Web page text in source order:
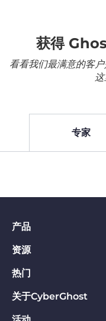
获得
看看我们最满意的客
专家
产品
PC VPN应用
Chrome VPN应用
Mac VPN应用
Android VPN应用
资源
VPN是什么
Privacy Hub
隐私保护工具
热门
CyberGhost VPN评价
VPN免费试用
关于CyberGhost